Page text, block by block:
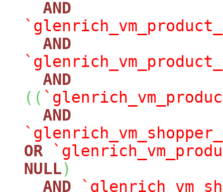
AND
AND
AND
( (
AND
OR
NULL)
AND